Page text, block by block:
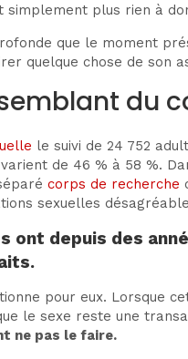
simplement plus rien à
que le moment
quelque chose de son
du
le suivi de 24 752
de 46 % à 58 %.
corps de recherche
sexuelles
ont depuis des
pour eux. Lorsque
le sexe reste une
ne pas le faire.